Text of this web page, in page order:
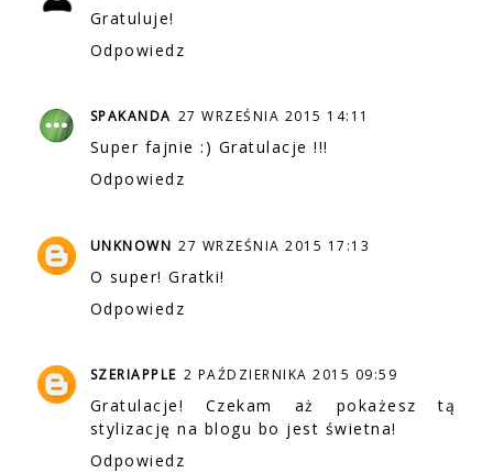
Gratuluje!
Odpowiedz
SPAKANDA 27 WRZEŚNIA 2015 14:11
Super fajnie :) Gratulacje !!!
Odpowiedz
UNKNOWN 27 WRZEŚNIA 2015 17:13
O super! Gratki!
Odpowiedz
SZERIAPPLE 2 PAŹDZIERNIKA 2015 09:59
Gratulacje! Czekam aż pokażesz tą
stylizację na blogu bo jest świetna!
Odpowiedz